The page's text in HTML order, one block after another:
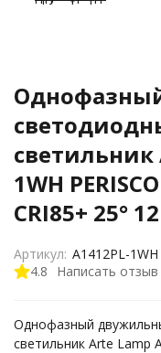
светильник
1WH
CRI85+ 25°
4.8 Написать отзыв
Артикул: A1412PL-1WH
Однофазный
светильник Arte Lamp